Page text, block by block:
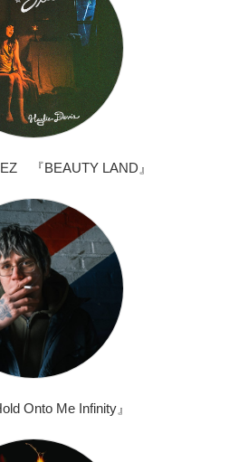
『BEAUTY LAND』
Onto Me Infinity』